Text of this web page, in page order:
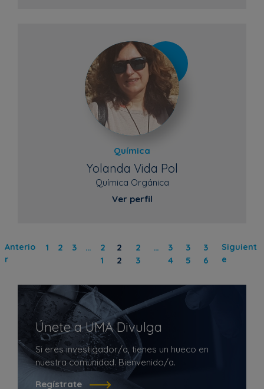
Química
Yolanda Vida Pol
Química Orgánica
Ver perfil
Anterio
r
1 2 3 …
2
1
2
2
2
3
…
3
4
3
5
3
6
Siguient
e
Únete a UMA Divulga
Si eres investigador/a, tienes un hueco en
nuestra comunidad. Bienvenido/a.
Regístrate